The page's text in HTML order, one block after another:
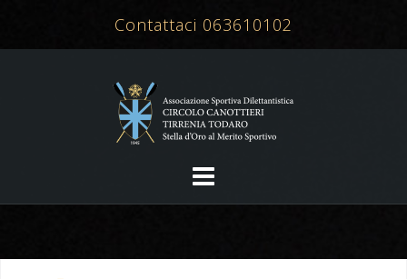
Contattaci 063610102